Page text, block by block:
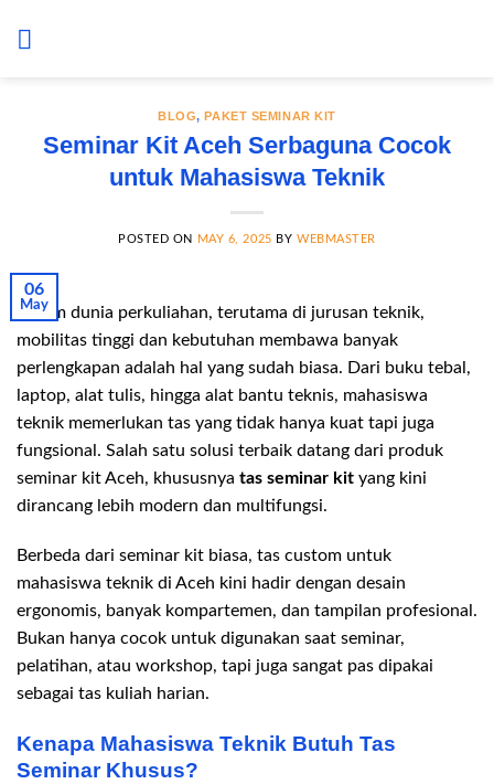
BLOG,PAKET SEMINAR KIT
Seminar Kit Aceh Serbaguna Cocok
untuk Mahasiswa Teknik
POSTED ON MAY 6, 2025 BY WEBMASTER
06
May
Dalam dunia perkuliahan, terutama di jurusan teknik,
mobilitas tinggi dan kebutuhan membawa banyak
perlengkapan adalah hal yang sudah biasa. Dari buku tebal,
laptop, alat tulis, hingga alat bantu teknis, mahasiswa
teknik memerlukan tas yang tidak hanya kuat tapi juga
fungsional. Salah satu solusi terbaik datang dari produk
seminar kit Aceh, khususnya tas seminar kit yang kini
dirancang lebih modern dan multifungsi.
Berbeda dari seminar kit biasa, tas custom untuk
mahasiswa teknik di Aceh kini hadir dengan desain
ergonomis, banyak kompartemen, dan tampilan profesional.
Bukan hanya cocok untuk digunakan saat seminar,
pelatihan, atau workshop, tapi juga sangat pas dipakai
sebagai tas kuliah harian.
Kenapa Mahasiswa Teknik Butuh Tas
Seminar Khusus?